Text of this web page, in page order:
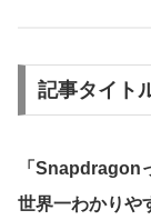
記事タイト
「Snapdragon
世界一わかりや